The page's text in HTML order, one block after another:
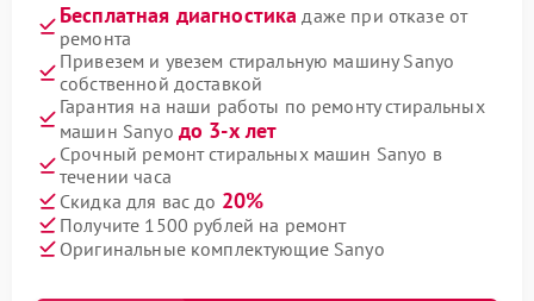
Бесплатная диагностика даже при отказе от
ремонта
Привезем и увезем стиральную машину Sanyo
собственной доставкой
Гарантия на наши работы по ремонту стиральных
машин Sanyo до 3-х лет
Срочный ремонт стиральных машин Sanyo в
течении часа
Скидка для вас до 20%
Получите 1500 рублей на ремонт
Оригинальные комплектующие Sanyo